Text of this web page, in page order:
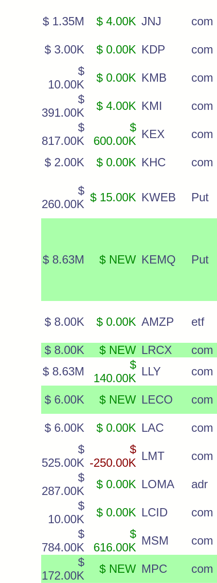
$ 1.35M $ 4.00K JNJ com
$ 3.00K $ 0.00K KDP
com
$
10.00K
$ 0.00K KMB
com
$
391.00K
$ 4.00K KMI
com
$
817.00K
$
600.00K
KEX com
$ 2.00K $ 0.00K KHC com
$
260.00K
$ 15.00K KWEB Put
$ 8.63M $ NEW KEMQ Put
$ 8.00K $ 0.00K AMZP etf
$ 8.00K $ NEW LRCX
com
$ 8.63M
$
140.00K
LLY com
$ 6.00K $ NEW LECO com
$ 6.00K $ 0.00K LAC
com
$
525.00K
$
-250.00K
LMT
com
$
287.00K
$ 0.00K LOMA
adr
$
10.00K
$ 0.00K LCID
com
$
784.00K
$
616.00K
MSM
com
$
172.00K
$ NEW MPC
com